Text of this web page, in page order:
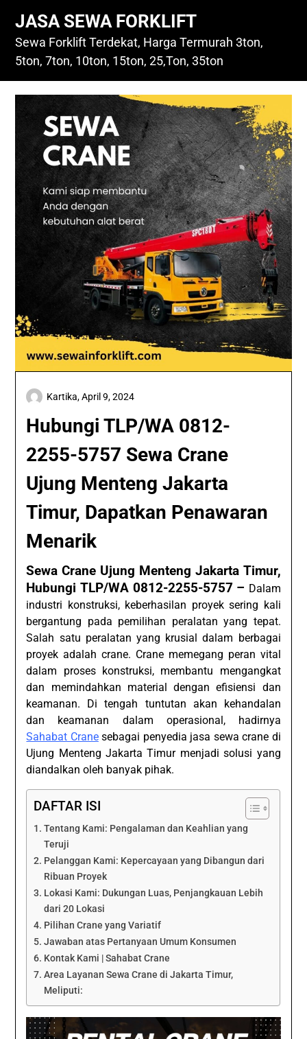
content
JASA SEWA FORKLIFT
Sewa Forklift Terdekat, Harga Termurah 3ton,
5ton, 7ton, 10ton, 15ton, 25,Ton, 35ton
Hubungi TLP/WA 0812-
2255-5757 Sewa Crane
Ujung Menteng Jakarta
Timur, Dapatkan Penawaran
Menarik
Kartika,April 9, 2024
Sewa Crane Ujung Menteng Jakarta Timur,
Hubungi TLP/WA 0812-2255-5757 – Dalam
industri konstruksi, keberhasilan proyek sering kali
bergantung pada pemilihan peralatan yang tepat.
Salah satu peralatan yang krusial dalam berbagai
proyek adalah crane. Crane memegang peran vital
dalam proses konstruksi, membantu mengangkat
dan memindahkan material dengan efisiensi dan
keamanan. Di tengah tuntutan akan kehandalan
dan keamanan dalam operasional, hadirnya
Sahabat Cranesebagai penyedia jasa sewa crane di
Ujung Menteng Jakarta Timur menjadi solusi yang
diandalkan oleh banyak pihak.
DAFTAR ISI
Tentang Kami: Pengalaman dan Keahlian yang
Teruji
Pelanggan Kami: Kepercayaan yang Dibangun dari
Ribuan Proyek
Lokasi Kami: Dukungan Luas, Penjangkauan Lebih
dari 20 Lokasi
Pilihan Crane yang Variatif
Jawaban atas Pertanyaan Umum Konsumen
Kontak Kami | Sahabat Crane
Area Layanan Sewa Crane di Jakarta Timur,
Meliputi: